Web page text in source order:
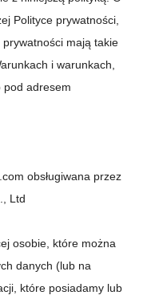
Polityce prywatności,
mają takie
i warunkach,
pod adresem
obsługiwana przez
Ltd
osobie, które można
danych (lub na
które posiadamy lub